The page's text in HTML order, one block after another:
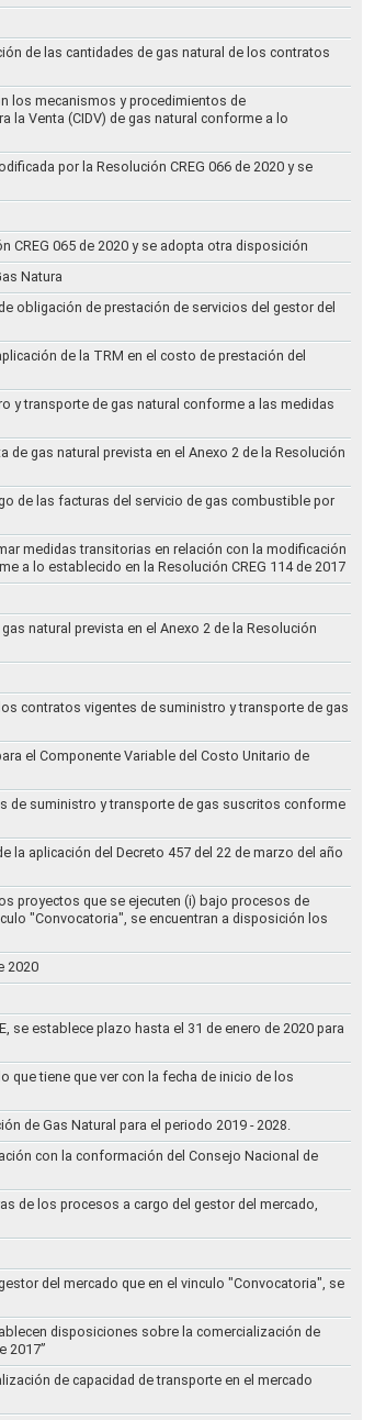
de las cantidades de gas natural de los contratos
los mecanismos y procedimientos de
la Venta (CIDV) de gas natural conforme a lo
por la Resolución CREG 066 de 2020 y se
CREG 065 de 2020 y se adopta otra disposición
Natura
obligación de prestación de servicios del gestor del
de la TRM en el costo de prestación del
y transporte de gas natural conforme a las medidas
gas natural prevista en el Anexo 2 de la Resolución
de las facturas del servicio de gas combustible por
medidas transitorias en relación con la modificación
a lo establecido en la Resolución CREG 114 de 2017
natural prevista en el Anexo 2 de la Resolución
contratos vigentes de suministro y transporte de gas
el Componente Variable del Costo Unitario de
de suministro y transporte de gas suscritos conforme
la aplicación del Decreto 457 del 22 de marzo del año
proyectos que se ejecuten (i) bajo procesos de
"Convocatoria", se encuentran a disposición los
2020
se establece plazo hasta el 31 de enero de 2020 para
que tiene que ver con la fecha de inicio de los
de Gas Natural para el periodo 2019 - 2028.
con la conformación del Consejo Nacional de
de los procesos a cargo del gestor del mercado,
del mercado que en el vinculo "Convocatoria", se
disposiciones sobre la comercialización de
2017”
de capacidad de transporte en el mercado